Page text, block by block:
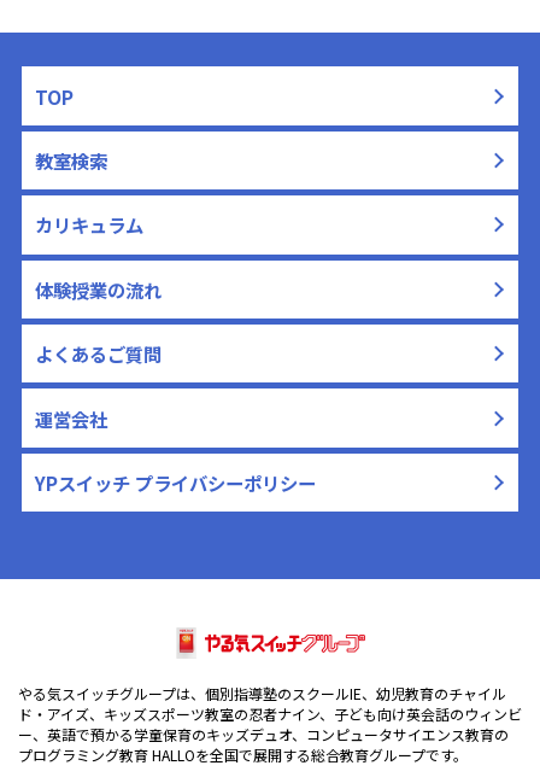
TOP
教室検索
カリキュラム
体験授業の流れ
よくあるご質問
運営会社
YPスイッチ プライバシーポリシー
やる気スイッチグループは、個別指導塾のスクールIE、幼児教育のチャイル
ド・アイズ、キッズスポーツ教室の忍者ナイン、子ども向け英会話のウィンビ
ー、英語で預かる学童保育のキッズデュオ、コンピュータサイエンス教育の
プログラミング教育 HALLOを全国で展開する総合教育グループです。